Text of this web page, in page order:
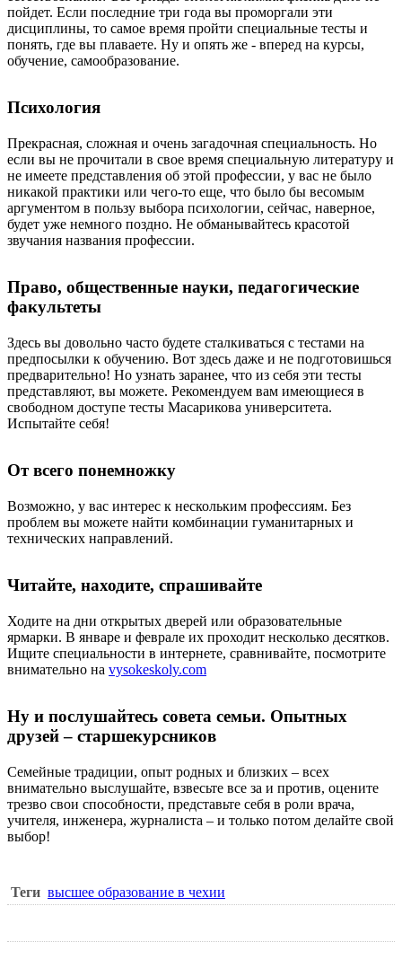
пойдет. Если последние три года вы проморгали эти
дисциплины, то самое время пройти специальные тесты и
понять, где вы плаваете. Ну и опять же - вперед на курсы,
обучение, самообразование.
Психология
Прекрасная, сложная и очень загадочная специальность. Но
если вы не прочитали в свое время специальную литературу и
не имеете представления об этой профессии, у вас не было
никакой практики или чего-то еще, что было бы весомым
аргументом в пользу выбора психологии, сейчас, наверное,
будет уже немного поздно. Не обманывайтесь красотой
звучания названия профессии.
Право, общественные науки, педагогические
факультеты
Здесь вы довольно часто будете сталкиваться с тестами на
предпосылки к обучению. Вот здесь даже и не подготовишься
предварительно! Но узнать заранее, что из себя эти тесты
представляют, вы можете. Рекомендуем вам имеющиеся в
свободном доступе тесты Масарикова университета.
Испытайте себя!
От всего понемножку
Возможно, у вас интерес к нескольким профессиям. Без
проблем вы можете найти комбинации гуманитарных и
технических направлений.
Читайте, находите, спрашивайте
Ходите на дни открытых дверей или образовательные
ярмарки. В январе и феврале их проходит несколько десятков.
Ищите специальности в интернете, сравнивайте, посмотрите
внимательно на vysokeskoly.com
Ну и послушайтесь совета семьи. Опытных
друзей – старшекурсников
Семейные традиции, опыт родных и близких – всех
внимательно выслушайте, взвесьте все за и против, оцените
трезво свои способности, представьте себя в роли врача,
учителя, инженера, журналиста – и только потом делайте свой
выбор!
Теги высшее образование в чехии